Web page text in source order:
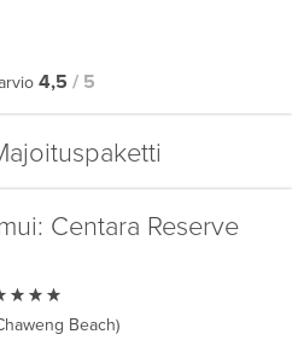
4,5 / 5
Centara Reserve
Beach)